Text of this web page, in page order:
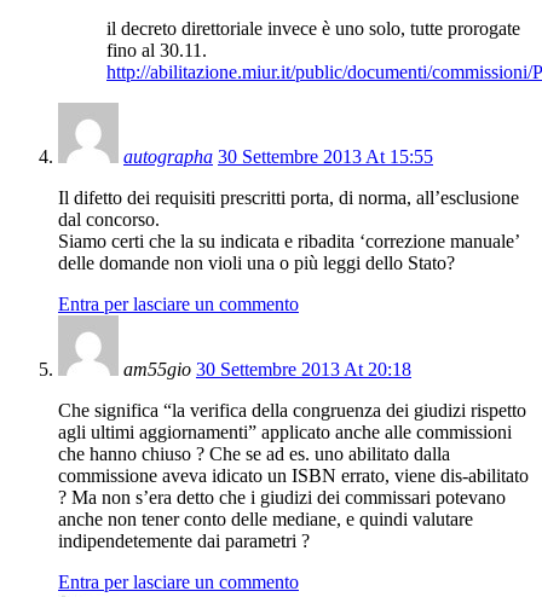
il decreto direttoriale invece è uno solo, tutte prorogate
fino al 30.11.
http://abilitazione.miur.it/public/documenti/commissioni/
autographa 30 Settembre 2013 At 15:55
Il difetto dei requisiti prescritti porta, di norma, all’esclusione
dal concorso.
Siamo certi che la su indicata e ribadita ‘correzione manuale’
delle domande non violi una o più leggi dello Stato?
Entra per lasciare un commento
am55gio 30 Settembre 2013 At 20:18
Che significa “la verifica della congruenza dei giudizi rispetto
agli ultimi aggiornamenti” applicato anche alle commissioni
che hanno chiuso ? Che se ad es. uno abilitato dalla
commissione aveva idicato un ISBN errato, viene dis-abilitato
? Ma non s’era detto che i giudizi dei commissari potevano
anche non tener conto delle mediane, e quindi valutare
indipendetemente dai parametri ?
Entra per lasciare un commento